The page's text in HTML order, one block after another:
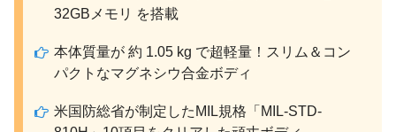
32GBメモリ を搭載
本体質量が 約 1.05 kg で超軽量！スリム＆コン
パクトなマグネシウ合金ボディ
米国防総省が制定したMIL規格「MIL-STD-